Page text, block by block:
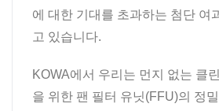
에 대한 기대를 초과하는 첨단 여
고 있습니다.
KOWA에서 우리는 먼지 없는 클
을 위한 팬 필터 유닛(FFU)의 정